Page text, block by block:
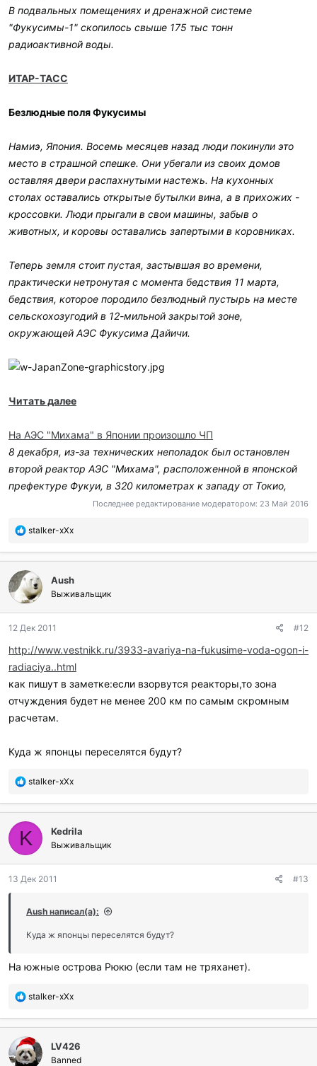
В подвальных помещениях и дренажной системе
"Фукусимы-1" скопилось свыше 175 тыс тонн
радиоактивной воды.
ИТАР-ТАСС
Безлюдные поля Фукусимы
Намиэ, Япония. Восемь месяцев назад люди покинули это
место в страшной спешке. Они убегали из своих домов
оставляя двери распахнутыми настежь. На кухонных
столах оставались открытые бутылки вина, а в прихожих -
кроссовки. Люди прыгали в свои машины, забыв о
животных, и коровы оставались запертыми в коровниках.
Теперь земля стоит пустая, застывшая во времени,
практически нетронутая с момента бедствия 11 марта,
бедствия, которое породило безлюдный пустырь на месте
сельскохозугодий в 12-мильной закрытой зоне,
окружающей АЭС Фукусима Дайичи.
Читать далее
На АЭС "Михама" в Японии произошло ЧП
8 декабря, из-за технических неполадок был остановлен
второй реактор АЭС "Михама", расположенной в японской
префектуре Фукуи, в 320 километрах к западу от Токио,
Последнее редактирование модератором: 23 Май 2016
П
б
л
а
г
о
а
и
л
и
stalker-xXx
Aush
Выживальщик
12 Дек 2011 #12
http://www.vestnikk.ru/3933-avariya-na-fukusime-voda-ogon-i-
radiaciya..html
как пишут в заметке:если взорвутся реакторы,то зона
отчуждения будет не менее 200 км по самым скромным
расчетам.
Куда ж японцы переселятся будут?
П
б
л
а
г
о
а
и
и
stalker-xXx
K Kedrila
Выживальщик
13 Дек 2011 #13
Aush написал(а):
Куда ж японцы переселятся будут?
На южные острова Рюкю (если там не тряханет).
П
б
л
а
г
stalker-xXx
LV426
Banned